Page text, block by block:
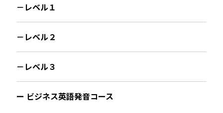
－レベル１
－レベル２
－レベル３
ー ビジネス英語発音コース